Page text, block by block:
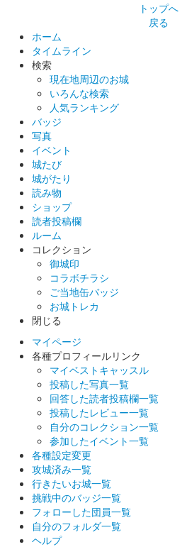
トップへ
戻る
ホーム
タイムライン
検索
現在地周辺のお城
いろんな検索
人気ランキング
バッジ
写真
イベント
城たび
城がたり
読み物
ショップ
読者投稿欄
ルーム
コレクション
御城印
コラボチラシ
ご当地缶バッジ
お城トレカ
閉じる
マイページ
各種プロフィールリンク
マイベストキャッスル
投稿した写真一覧
回答した読者投稿欄一覧
投稿したレビュー一覧
自分のコレクション一覧
参加したイベント一覧
各種設定変更
攻城済み一覧
行きたいお城一覧
挑戦中のバッジ一覧
フォローした団員一覧
自分のフォルダ一覧
ヘルプ